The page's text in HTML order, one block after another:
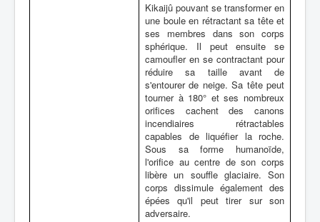
Kikaijû pouvant se transformer en
une boule en rétractant sa tête et
ses membres dans son corps
sphérique. Il peut ensuite se
camoufler en se contractant pour
réduire sa taille avant de
s'entourer de neige. Sa tête peut
tourner à 180° et ses nombreux
orifices cachent des canons
incendiaires rétractables
capables de liquéfier la roche.
Sous sa forme humanoïde,
l'orifice au centre de son corps
libère un souffle glaciaire. Son
corps dissimule également des
épées qu'il peut tirer sur son
adversaire.